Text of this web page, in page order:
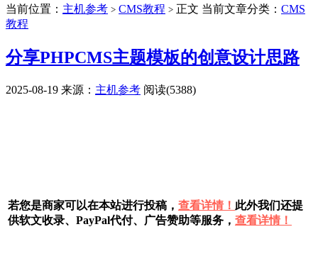
当前位置： 主机参考 > CMS教程 > 正文 当前文章分类： CMS
教程
分享PHPCMS主题模板的创意设计思路
2025-08-19 来源： 主机参考 阅读(5388)
若您是商家可以在本站进行投稿， 查看详情！ 此外我们还提
供软文收录、PayPal代付、广告赞助等服务， 查看详情！